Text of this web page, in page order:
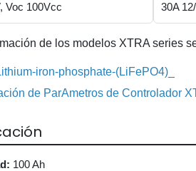
Voc 100Vcc
30A
de los modelos XTRA series
iron-phosphate-(LiFePO4)_
de ParAmetros de Controlador
100 Ah